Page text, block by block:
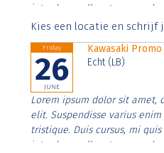
interdum nulla, ut commodo
Aenean faucibus nibh et
Kies een locatie en
Friday
26
JUNE
Kawasaki Promo
Echt (LB)
Lorem ipsum dolor sit amet,
elit. Suspendisse varius
tristique. Duis cursus, mi
interdum nulla, ut commodo